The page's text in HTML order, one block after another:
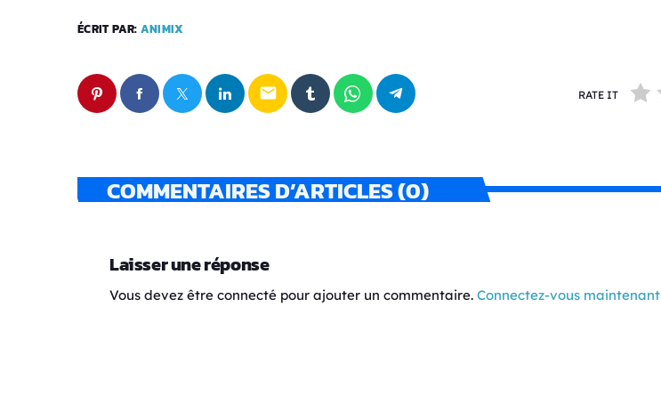
ÉCRIT PAR: ANIMIX
email RATE IT
COMMENTAIRES D’ARTICLES (0)
Laisser une réponse
Vous devez être connecté pour ajouter un commentaire. Connectez-vous maintenant